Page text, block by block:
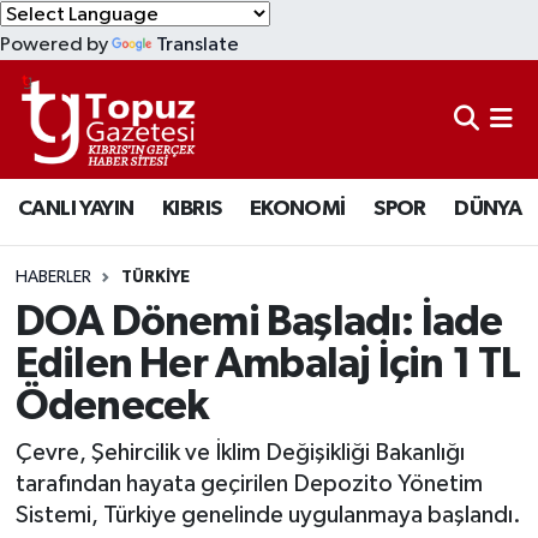
Powered by Translate
CANLI YAYIN KIBRIS EKONOMİ SPOR DÜNYA
HABERLER TÜRKİYE
DOA Dönemi Başladı: İade
Edilen Her Ambalaj İçin 1 TL
Ödenecek
Çevre, Şehircilik ve İklim Değişikliği Bakanlığı
tarafından hayata geçirilen Depozito Yönetim
Sistemi, Türkiye genelinde uygulanmaya başlandı.
KIBRIS
DÜNYA
EKONOMİ
MAGAZİN
SAĞLIK
SPOR
TEKNOLOJİ
TÜRKİYE
Lefkoşa Nöbetçi Eczaneler
Lefkoşa Hava Durumu
Lefkoşa Trafik Yoğunluk Haritası
Süper Lig Puan Durumu ve Fikstür
Tüm Manşetler
Son Dakika Haberleri
Haber Arşivi